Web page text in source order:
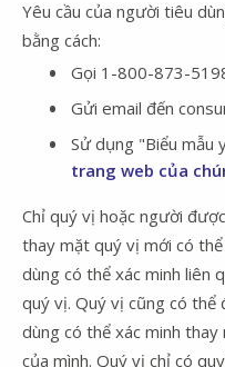
Yêu cầu của người tiêu
bằng cách:
Gọi 1-800-873-
Gửi email đến
Sử dụng "Biểu mẫu
trang web của
Chỉ quý vị hoặc người
thay mặt quý vị mới có
dùng có thể xác minh liên
quý vị. Quý vị cũng có thể
dùng có thể xác minh
của mình. Quý vị chỉ có